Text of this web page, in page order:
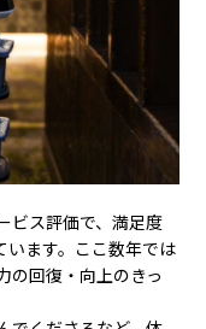
ビス評価で、満足度
います。ここ数年では
の回復・向上のきっ